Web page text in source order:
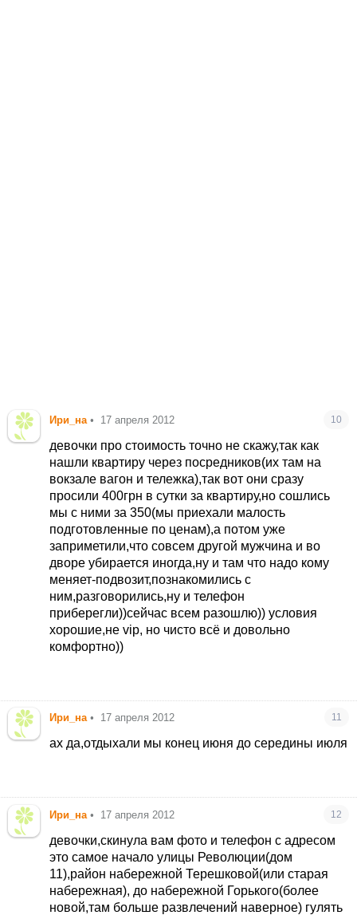
Ири_на • 17 апреля 2012 10
девочки про стоимость точно не скажу,так как
нашли квартиру через посредников(их там на
вокзале вагон и тележка),так вот они сразу
просили 400грн в сутки за квартиру,но сошлись
мы с ними за 350(мы приехали малость
подготовленные по ценам),а потом уже
заприметили,что совсем другой мужчина и во
дворе убирается иногда,ну и там что надо кому
меняет-подвозит,познакомились с
ним,разговорились,ну и телефон
приберегли))сейчас всем разошлю)) условия
хорошие,не vip, но чисто всё и довольно
комфортно))
Ири_на • 17 апреля 2012 11
ах да,отдыхали мы конец июня до середины июля
Ири_на • 17 апреля 2012 12
девочки,скинула вам фото и телефон с адресом
это самое начало улицы Революции(дом
11),район набережной Терешковой(или старая
набережная), до набережной Горького(более
новой,там больше развлечений наверное) гулять